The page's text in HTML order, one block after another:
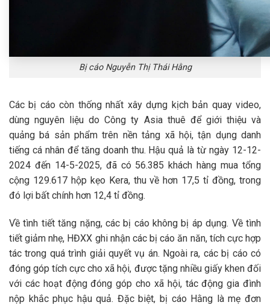
Bị cáo Nguyễn Thị Thái Hằng
Các bị cáo còn thống nhất xây dựng kịch bản quay video,
dùng nguyên liệu do Công ty Asia thuê để giới thiệu và
quảng bá sản phẩm trên nền tảng xã hội, tận dụng danh
tiếng cá nhân để tăng doanh thu. Hậu quả là từ ngày 12-12-
2024 đến 14-5-2025, đã có 56.385 khách hàng mua tổng
cộng 129.617 hộp kẹo Kera, thu về hơn 17,5 tỉ đồng, trong
đó lợi bất chính hơn 12,4 tỉ đồng.
Về tình tiết tăng nặng, các bị cáo không bị áp dụng. Về tình
tiết giảm nhẹ, HĐXX ghi nhận các bị cáo ăn năn, tích cực hợp
tác trong quá trình giải quyết vụ án. Ngoài ra, các bị cáo có
đóng góp tích cực cho xã hội, được tặng nhiều giấy khen đối
với các hoạt động đóng góp cho xã hội, tác động gia đình
nộp khắc phục hậu quả. Đặc biệt, bị cáo Hằng là mẹ đơn